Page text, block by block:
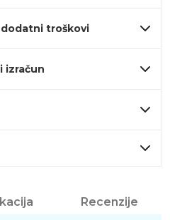
troškovi
izračun
Recenzije